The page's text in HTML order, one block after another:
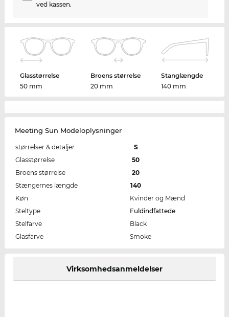
ved kassen.
Glasstørrelse
50 mm
Broens størrelse
20 mm
Stanglængde
140 mm
Meeting Sun Modeloplysninger
størrelser & detaljer
S
Glasstørrelse
50
Broens størrelse
20
Stængernes længde
140
Køn
Kvinder og Mænd
Steltype
Fuldindfattede
Stelfarve
Black
Glasfarve
Smoke
Virksomhedsanmeldelser